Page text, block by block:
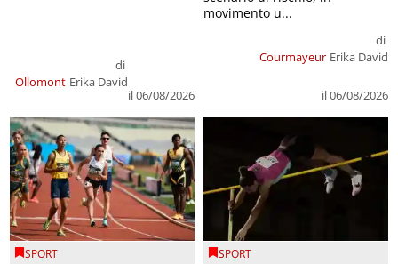
Ollomont
di
Erika David
il 06/08/2026
Courmayeur
di
Erika David
il 06/08/2026
movimento u...
SPORT SPORT